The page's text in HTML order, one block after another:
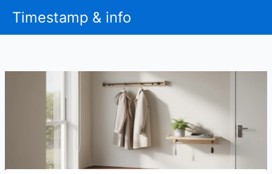
contenu
Timestamp & info